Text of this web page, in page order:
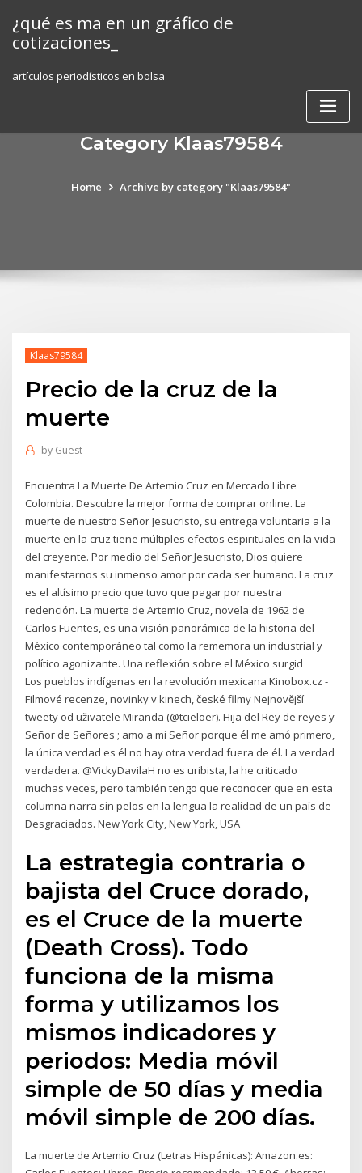
content
¿qué es ma en un gráfico de
cotizaciones_
artículos periodísticos en bolsa
Category Klaas79584
Home Archive by category "Klaas79584"
Klaas79584
Precio de la cruz de la
muerte
by Guest
Encuentra La Muerte De Artemio Cruz en Mercado Libre
Colombia. Descubre la mejor forma de comprar online. La
muerte de nuestro Señor Jesucristo, su entrega voluntaria a la
muerte en la cruz tiene múltiples efectos espirituales en la vida
del creyente. Por medio del Señor Jesucristo, Dios quiere
manifestarnos su inmenso amor por cada ser humano. La cruz
es el altísimo precio que tuvo que pagar por nuestra
redención. La muerte de Artemio Cruz, novela de 1962 de
Carlos Fuentes, es una visión panorámica de la historia del
México contemporáneo tal como la rememora un industrial y
político agonizante. Una reflexión sobre el México surgid
Los pueblos indígenas en la revolución mexicana Kinobox.cz -
Filmové recenze, novinky v kinech, české filmy Nejnovější
tweety od uživatele Miranda (@tcieloer). Hija del Rey de reyes y
Señor de Señores ; amo a mi Señor porque él me amó primero,
la única verdad es él no hay otra verdad fuera de él. La verdad
verdadera. @VickyDavilaH no es uribista, la he criticado
muchas veces, pero también tengo que reconocer que en esta
columna narra sin pelos en la lengua la realidad de un país de
Desgraciados. New York City, New York, USA
La estrategia contraria o
bajista del Cruce dorado,
es el Cruce de la muerte
(Death Cross). Todo
funciona de la misma
forma y utilizamos los
mismos indicadores y
periodos: Media móvil
simple de 50 días y media
móvil simple de 200 días.
La muerte de Artemio Cruz (Letras Hispánicas): Amazon.es: